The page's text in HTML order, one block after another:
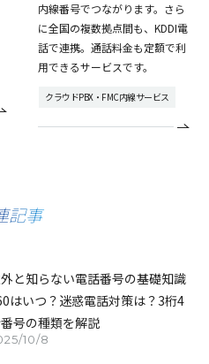
内線番号でつながります。さら
に全国の複数拠点間も、KDDI電
話で連携。通話料金も定額で利
用できるサービスです。
クラウドPBX・FMC内線サービス
記事
10/8
と知らない電話番号の基礎知識
はいつ？迷惑電話対策は？3桁4
号の種類を解説